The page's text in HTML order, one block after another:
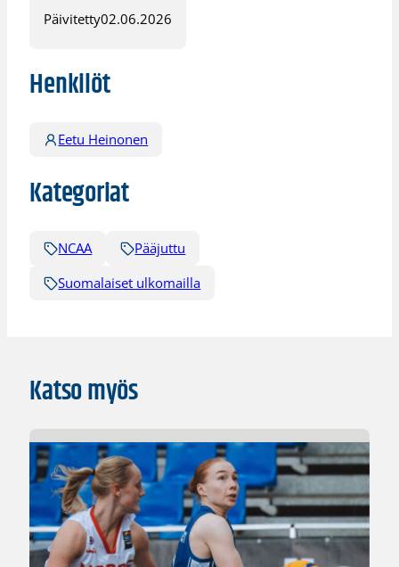
Päivitetty02.06.2026
Henkilöt
Eetu Heinonen
Kategoriat
NCAA
Pääjuttu
Suomalaiset ulkomailla
Katso myös